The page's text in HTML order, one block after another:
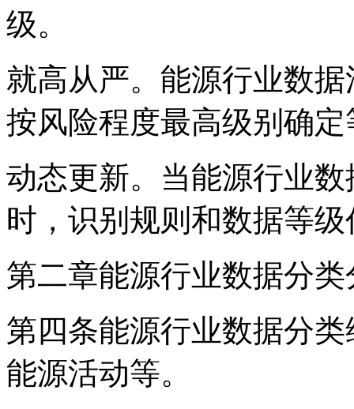
级。
就高从严。能源行业数
按风险程度最高级别确定
动态更新。当能源行业
时，识别规则和数据等
第二章能源行业数据分
第四条能源行业数据分
能源活动等。